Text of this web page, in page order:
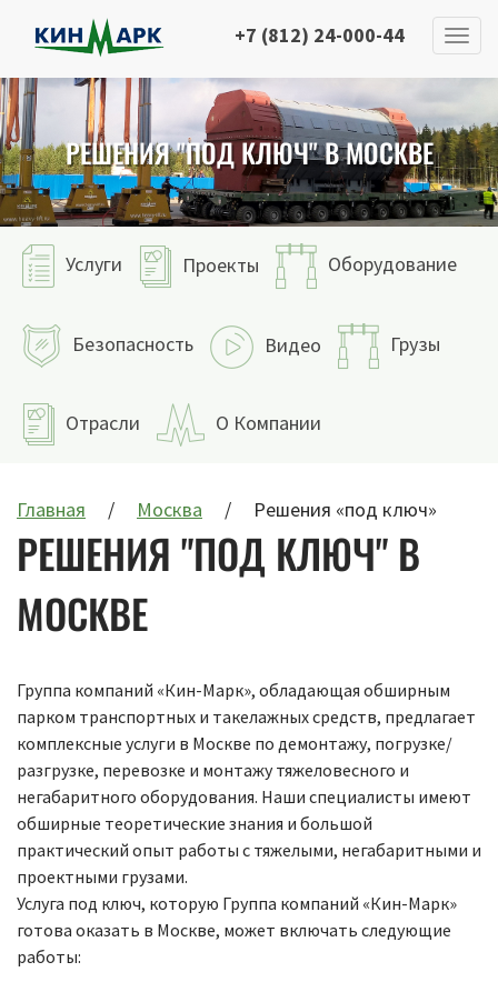
+7 (812) 24-000-44
РЕШЕНИЯ "ПОД КЛЮЧ" В МОСКВЕ
Услуги Проекты Оборудование
Безопасность Видео Грузы
Отрасли О Компании
Главная Москва Решения «под ключ»
РЕШЕНИЯ "ПОД КЛЮЧ" В
МОСКВЕ
Группа компаний «Кин-Марк», обладающая обширным
парком транспортных и такелажных средств, предлагает
комплексные услуги в Москве по демонтажу, погрузке/
разгрузке, перевозке и монтажу тяжеловесного и
негабаритного оборудования. Наши специалисты имеют
обширные теоретические знания и большой
практический опыт работы с тяжелыми, негабаритными и
проектными грузами.
Услуга под ключ, которую Группа компаний «Кин-Марк»
готова оказать в Москве, может включать следующие
работы: